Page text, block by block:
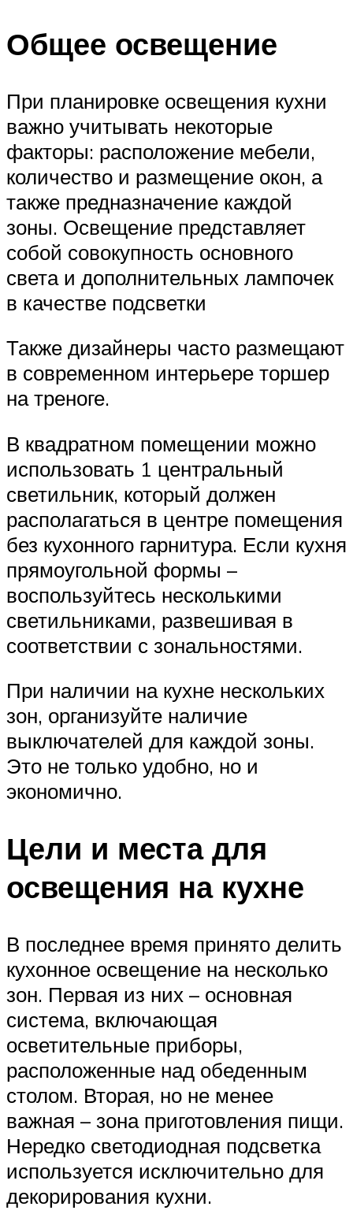
Общее освещение
При планировке освещения кухни
важно учитывать некоторые
факторы: расположение мебели,
количество и размещение окон, а
также предназначение каждой
зоны. Освещение представляет
собой совокупность основного
света и дополнительных лампочек
в качестве подсветки
Также дизайнеры часто размещают
в современном интерьере торшер
на треноге.
В квадратном помещении можно
использовать 1 центральный
светильник, который должен
располагаться в центре помещения
без кухонного гарнитура. Если кухня
прямоугольной формы –
воспользуйтесь несколькими
светильниками, развешивая в
соответствии с зональностями.
При наличии на кухне нескольких
зон, организуйте наличие
выключателей для каждой зоны.
Это не только удобно, но и
экономично.
Цели и места для
освещения на кухне
В последнее время принято делить
кухонное освещение на несколько
зон. Первая из них – основная
система, включающая
осветительные приборы,
расположенные над обеденным
столом. Вторая, но не менее
важная – зона приготовления пищи.
Нередко светодиодная подсветка
используется исключительно для
декорирования кухни.